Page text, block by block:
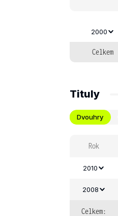
2000
Celkem
Tituly
Dvouhry
Rok
2010
2008
Celkem: